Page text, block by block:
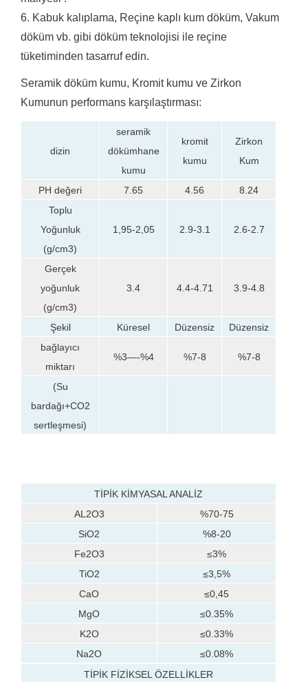
6. Kabuk kalıplama, Reçine kaplı kum döküm, Vakum
döküm vb. gibi döküm teknolojisi ile reçine
tüketiminden tasarruf edin.
Seramik döküm kumu, Kromit kumu ve Zirkon
Kumunun performans karşılaştırması:
dizin
seramik
dökümhane
kumu
kromit
kumu
Zirkon
Kum
PH değeri 7.65 4.56
8.24
Toplu
Yoğunluk
(g/cm3)
1,95-2,05 2.9-3.1 2.6-2.7
Gerçek
yoğunluk
(g/cm3)
3.4 4.4-4.71 3.9-4.8
Şekil Küresel Düzensiz
Düzensiz
bağlayıcı
miktarı
%3—-%4 %7-8 %7-8
(Su
bardağı+CO2
sertleşmesi)
TİPİK KİMYASAL ANALİZ
AL2O3
%70-75
SiO2
%8-20
Fe2O3
≤3%
TiO2
≤3,5%
CaO
≤0,45
MgO
≤0.35%
K2O
≤0.33%
Na2O
≤0.08%
TİPİK FİZİKSEL ÖZELLİKLER